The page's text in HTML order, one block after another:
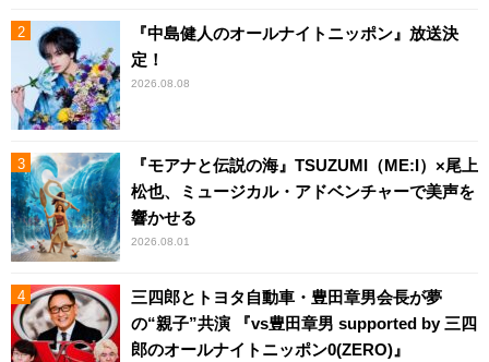
『中島健人のオールナイトニッポン』放送決
定！
2026.08.08
『モアナと伝説の海』TSUZUMI（ME:I）×尾上
松也、ミュージカル・アドベンチャーで美声を
響かせる
2026.08.01
三四郎とトヨタ自動車・豊田章男会長が夢
の“親子”共演 『vs豊田章男 supported by 三四
郎のオールナイトニッポン0(ZERO)』